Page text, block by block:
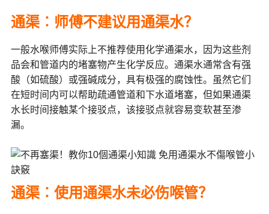
通渠︰师傅不建议用通渠水？
一般水喉师傅实际上不推荐使用化学通渠水，因为这些剂
品会和管道内的堵塞物产生化学反应。通渠水通常含有强
酸（如硫酸）或强碱成分，具有极强的腐蚀性。虽然它们
在短时间内可以帮助疏通管道和下水道堵塞，但如果通渠
水长时间接触某个接驳点，该接驳点就容易变软甚至渗
漏。
通渠︰使用通渠水未必伤喉管？